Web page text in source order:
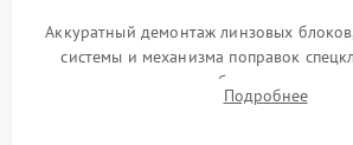
Аккуратный демонтаж линзовых
системы и механизма поправок
внутренних резьбовых
уплотнительных колец. Поиск причин
Подробнее